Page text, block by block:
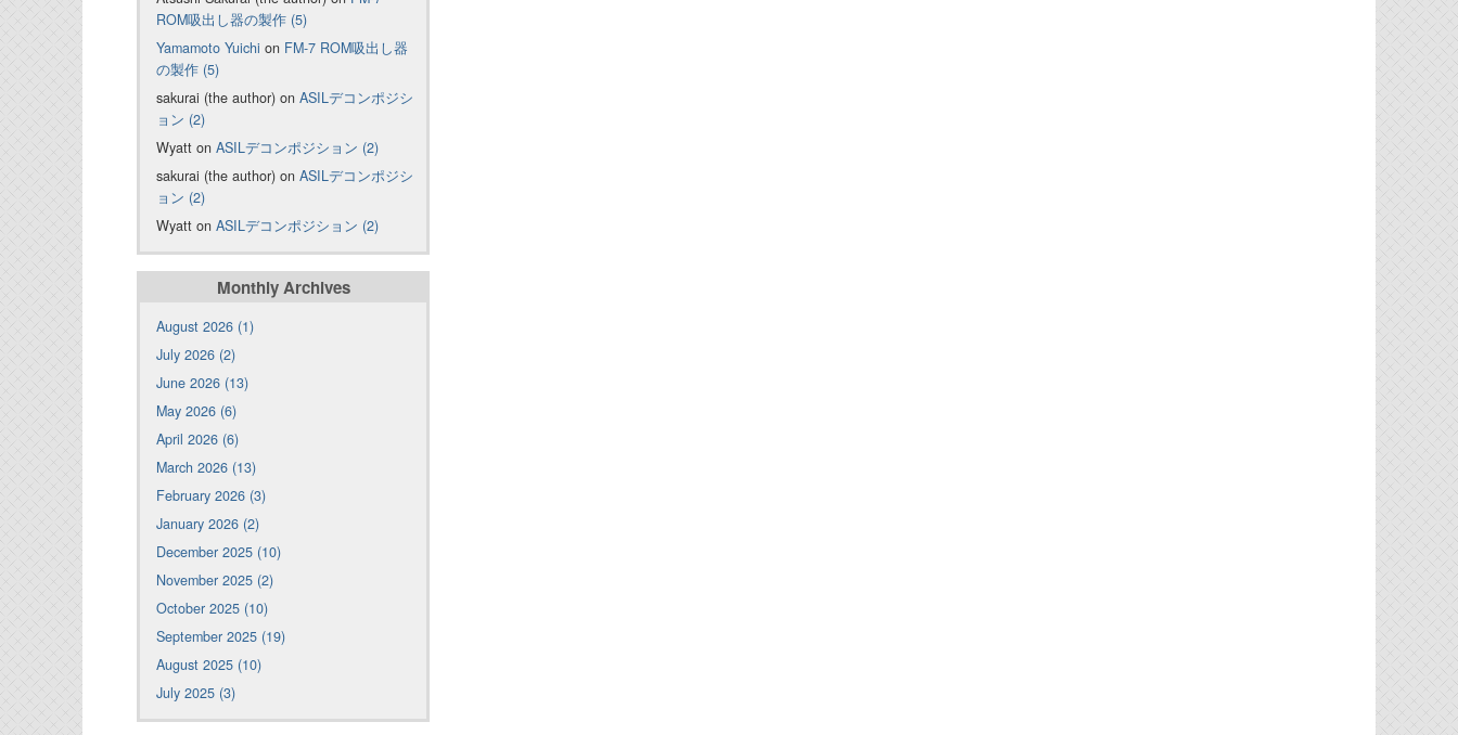
ROM吸出し器の製作 (5)
Yamamoto Yuichi on FM-7 ROM吸出し器
の製作 (5)
sakurai (the author) on ASILデコンポジシ
ョン (2)
Wyatt on ASILデコンポジション (2)
sakurai (the author) on ASILデコンポジシ
ョン (2)
Wyatt on ASILデコンポジション (2)
Monthly Archives
August 2026 (1)
July 2026 (2)
June 2026 (13)
May 2026 (6)
April 2026 (6)
March 2026 (13)
February 2026 (3)
January 2026 (2)
December 2025 (10)
November 2025 (2)
October 2025 (10)
September 2025 (19)
August 2025 (10)
July 2025 (3)